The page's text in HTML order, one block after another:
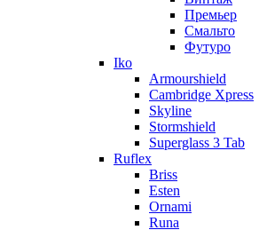
Премьер
Смальто
Футуро
Iko
Armourshield
Cambridge Xpress
Skyline
Stormshield
Superglass 3 Tab
Ruflex
Briss
Esten
Ornami
Runa